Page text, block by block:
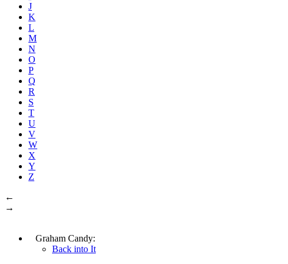
J
K
L
M
N
O
P
Q
R
S
T
U
V
W
X
Y
Z
←
→
Graham Candy:
Back into It